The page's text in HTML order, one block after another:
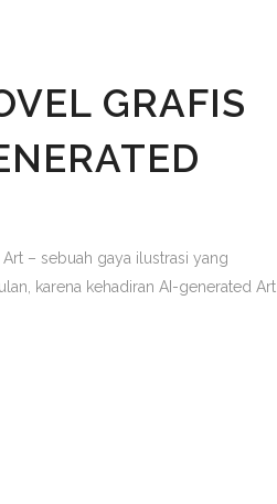
GRAFIS
– sebuah gaya ilustrasi yang
karena kehadiran AI-generated Art